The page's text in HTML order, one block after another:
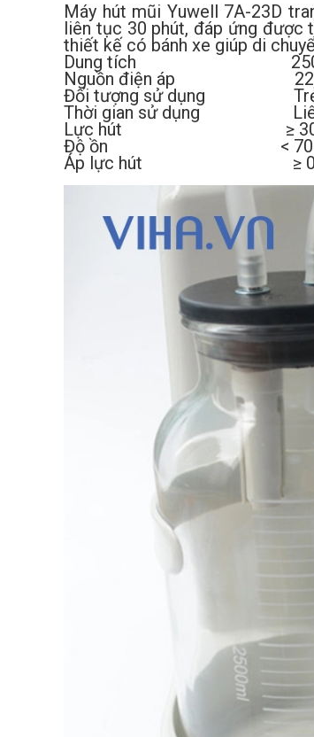
Máy hút mũi Yuwell 7A-23D
liên tục 30 phút, đáp ứng được
thiết kế có bánh xe giúp di
Dung tích
Nguồn điện áp 220V
Đối tượng sử dụng Trẻ
Thời gian sử dụng Liên
Lực hút ≥ 30 L/
Độ ồn <
Áp lực hút ≥ 0.09